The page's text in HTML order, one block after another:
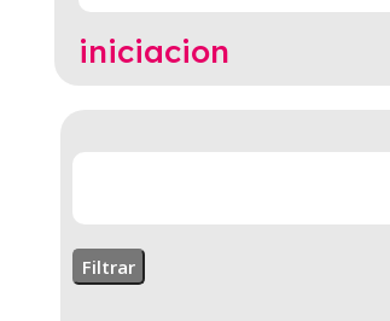
iniciacion
Filtrar